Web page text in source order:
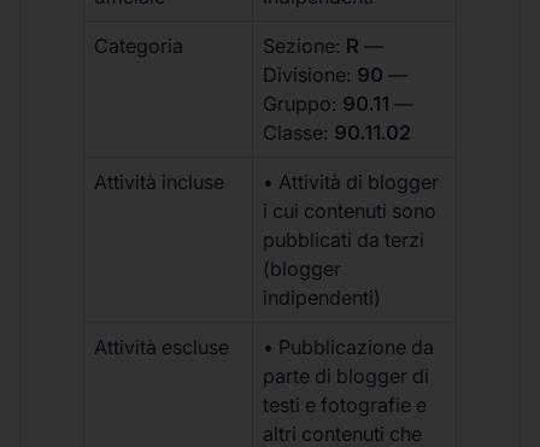
Categoria Sezione: R —
Divisione: 90 —
Gruppo: 90.11 —
Classe: 90.11.02
Attività incluse
• Attività di blogger
i cui contenuti sono
pubblicati da terzi
(blogger
indipendenti)
Attività escluse
• Pubblicazione da
parte di blogger di
testi e fotografie e
altri contenuti che